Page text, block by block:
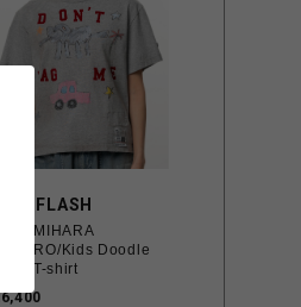
FLASH
MIHARA
Kids Doodle
T-shirt